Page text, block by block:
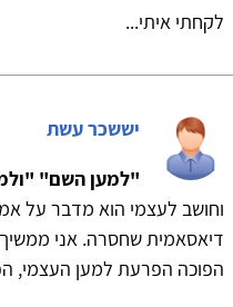
לקחתי איתי...
יששכר עשת
"למען השם"
וחושב לעצמי הוא מדבר על
דיאסאמית שחסרה. אני
הפוכה הפרעת למען העצמי,